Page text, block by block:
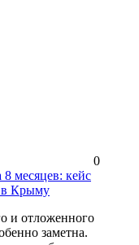
0
8 месяцев: кейс
в Крыму
и отложенного
заметна.